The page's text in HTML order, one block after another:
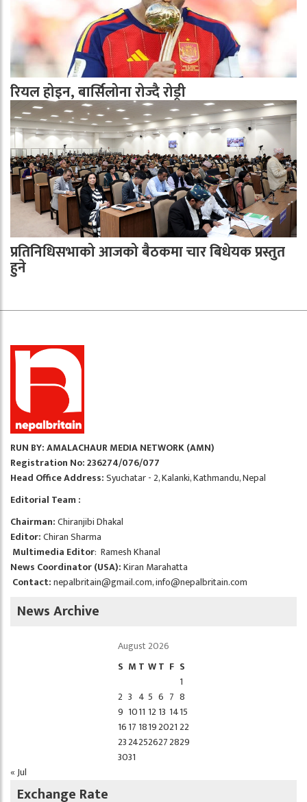
रियल होइन, बार्सिलोना रोज्दै रोड्री
प्रतिनिधिसभाको आजको बैठकमा चार बिधेयक प्रस्तुत
हुने
RUN BY: AMALACHAUR MEDIA NETWORK (AMN)
Registration No: 236274/076/077
Head Office Address:Syuchatar - 2, Kalanki, Kathmandu, Nepal
Editorial Team :
Chairman:Chiranjibi Dhakal
Editor:Chiran Sharma
Multimedia Editor: Ramesh Khanal
News Coordinator (USA):Kiran Marahatta
Contact:nepalbritain@gmail.com,info@nepalbritain.com
News Archive
August 2026
S M T WT F S
1
2 3 4 5 6 7 8
9 1011 12 13 1415
1617 1819202122
23242526272829
3031
« Jul
Exchange Rate